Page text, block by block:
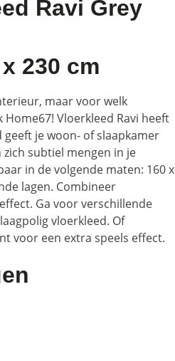
Ravi Grey
230 cm
maar voor welk
Vloerkleed Ravi heeft
je woon- of slaapkamer
subtiel mengen in je
in de volgende maten: 160 x
lagen. Combineer
Ga voor verschillende
vloerkleed. Of
voor een extra speels effect.